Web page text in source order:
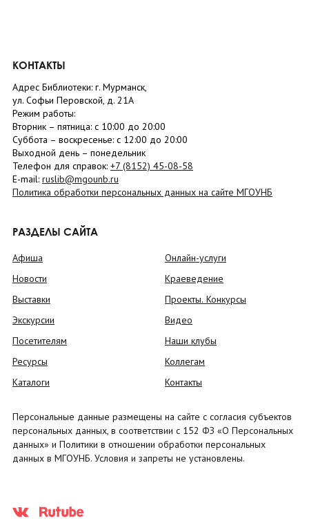
КОНТАКТЫ
Адрес Библиотеки: г. Мурманск,
ул. Софьи Перовской, д. 21А
Режим работы:
Вторник – пятница: с 10:00 до 20:00
Суббота – воскресенье: c 12:00 до 20:00
Выходной день – понедельник
Телефон для справок: +7 (8152) 45-08-58
E-mail: ruslib@mgounb.ru
Политика обработки персональных данных на сайте МГОУНБ
РАЗДЕЛЫ САЙТА
Афиша
Новости
Выставки
Экскурсии
Посетителям
Ресурсы
Каталоги
Онлайн-услуги
Краеведение
Проекты. Конкурсы
Видео
Наши клубы
Коллегам
Контакты
Персональные данные размещены на сайте с согласия субъектов
персональных данных, в соответствии с 152 ФЗ «О Персональных
данных» и Политики в отношении обработки персональных
данных в МГОУНБ. Условия и запреты не установлены.